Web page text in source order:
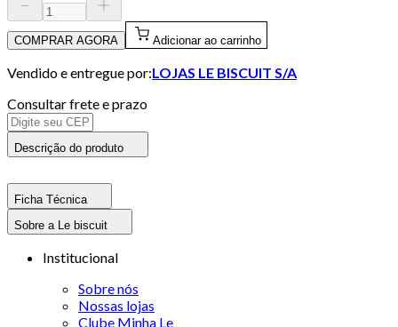
COMPRAR AGORA Adicionar ao carrinho
Vendido e entregue por:LOJAS LE BISCUIT S/A
Consultar frete e prazo
Descrição do produto
Ficha Técnica
Sobre a Le biscuit
Institucional
Sobre nós
Nossas lojas
Clube Minha Le